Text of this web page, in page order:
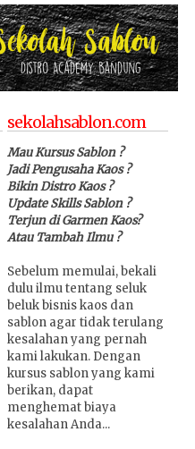
sekolahsablon.com
Mau Kursus Sablon ?
Jadi Pengusaha Kaos ?
Bikin Distro Kaos ?
Update Skills Sablon ?
Terjun di Garmen Kaos?
Atau Tambah Ilmu ?
Sebelum memulai, bekali
dulu ilmu tentang seluk
beluk bisnis kaos dan
sablon agar tidak terulang
kesalahan yang pernah
kami lakukan. Dengan
kursus sablon yang kami
berikan, dapat
menghemat biaya
kesalahan Anda...